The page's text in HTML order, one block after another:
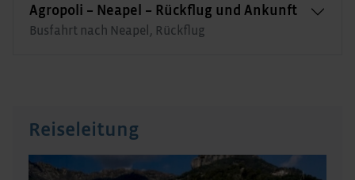
Agropoli – Neapel – Rückflug und Ankunft
Busfahrt nach Neapel, Rückflug
Reiseleitung